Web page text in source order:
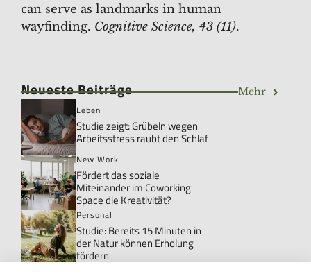
can serve as landmarks in human
wayfinding. Cognitive Science, 43 (11).
Neueste Beiträge Mehr
Leben
Studie zeigt: Grübeln wegen
Arbeitsstress raubt den Schlaf
New Work
Fördert das soziale
Miteinander im Coworking
Space die Kreativität?
Personal
Studie: Bereits 15 Minuten in
der Natur können Erholung
fördern